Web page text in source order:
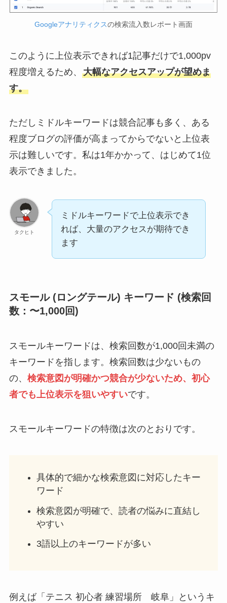
Googleアナリティクスの検索流入数レポート画面
このように上位表示できれば1記事だけで1,000pv
程度増えるため、 大幅なアクセスアップが望めま
す。
ただしミドルキーワードは競合記事も多く、ある
程度ブログの評価が高まってからでないと上位表
示は難しいです。私は1年かかって、はじめて1位
表示できました。
タクヒト
ミドルキーワードで上位表示でき
れば、大量のアクセスが期待でき
ます
スモール (ロングテール) キーワード (検索回
数：〜1,000回)
スモールキーワードは、検索回数が1,000回未満の
キーワードを指します。検索回数は少ないもの
の、 検索意図が明確かつ競合が少ないため、初心
者でも上位表示を狙いやすいです。
スモールキーワードの特徴は次のとおりです。
具体的で細かな検索意図に対応したキー
ワード
検索意図が明確で、読者の悩みに直結し
やすい
3語以上のキーワードが多い
例えば「テニス 初心者 練習場所 岐阜」というキ